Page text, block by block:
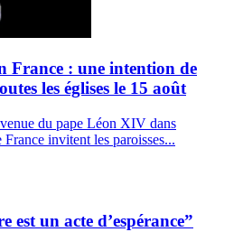
France : une intention de
les églises le 15 août
du pape Léon XIV dans
invitent les paroisses...
un acte d’espérance”